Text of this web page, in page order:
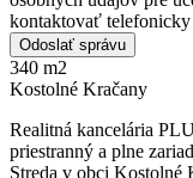
kontaktovať telefonicky
Odoslať správu
340 m2
Kostolné Kračany
Realitná kancelária
priestranný a plne
Streda v obci Kostolné